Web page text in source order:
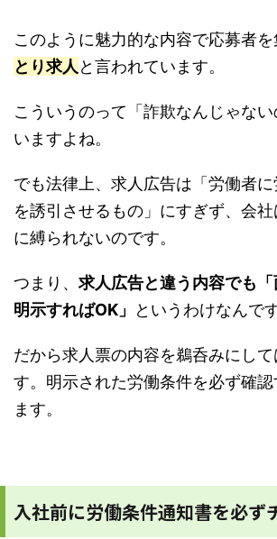
このように魅力的な内容で応募者
とり求人 と言われています。
こういうのって「詐欺なんじゃな
いますよね。
でも法律上、求人広告は「労働者
を誘引させるもの」にすぎず、会
に縛られないのです。
つまり、 求人広告と違う内容でも
明示すればOK」
というわけなんです
だから求人票の内容を鵜呑みにし
す。明示された労働条件を必ず確認
ます。
入社前に労働条件通知書を必ず